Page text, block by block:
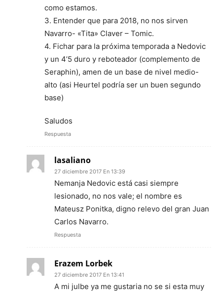
como estamos.
3. Entender que para 2018, no nos sirven
Navarro- «Tita» Claver – Tomic.
4. Fichar para la próxima temporada a Nedovic
y un 4’5 duro y reboteador (complemento de
Seraphin), amen de un base de nivel medio-
alto (asi Heurtel podría ser un buen segundo
base)
Saludos
Respuesta
lasaliano
27 diciembre 2017 En 13:39
Nemanja Nedovic está casi siempre
lesionado, no nos vale; el nombre es
Mateusz Ponitka, digno relevo del gran Juan
Carlos Navarro.
Respuesta
Erazem Lorbek
27 diciembre 2017 En 13:41
A mi julbe ya me gustaria no se si esta muy